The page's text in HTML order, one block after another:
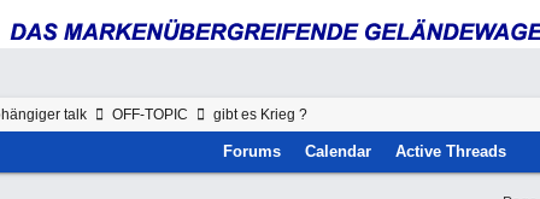
talk OFF-TOPIC gibt es Krieg ?
Forums Calendar Active Threads